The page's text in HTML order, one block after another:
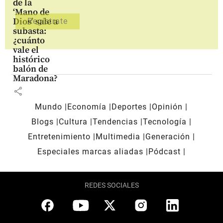
de la
‘Mano de
Dios’ sale a
subasta:
¿cuánto
vale el
histórico
balón de
Maradona?
share
Mundo Economía Deportes
Opinión
Blogs
Cultura Tendencias Tecnología
Entretenimiento
Multimedia
Generación
Especiales marcas aliadas
Pódcast
REDES SOCIALES